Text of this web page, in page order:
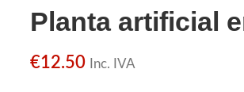
Planta artificial
€12.50 Inc. IVA